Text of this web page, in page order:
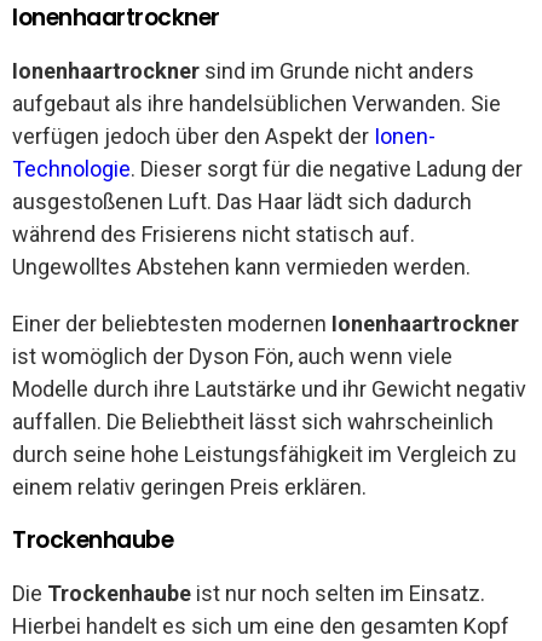
Ionenhaartrockner
Ionenhaartrockner sind im Grunde nicht anders
aufgebaut als ihre handelsüblichen Verwanden. Sie
verfügen jedoch über den Aspekt der Ionen-
Technologie. Dieser sorgt für die negative Ladung der
ausgestoßenen Luft. Das Haar lädt sich dadurch
während des Frisierens nicht statisch auf.
Ungewolltes Abstehen kann vermieden werden.
Einer der beliebtesten modernen Ionenhaartrockner
ist womöglich der Dyson Fön, auch wenn viele
Modelle durch ihre Lautstärke und ihr Gewicht negativ
auffallen. Die Beliebtheit lässt sich wahrscheinlich
durch seine hohe Leistungsfähigkeit im Vergleich zu
einem relativ geringen Preis erklären.
Trockenhaube
Die Trockenhaube ist nur noch selten im Einsatz.
Hierbei handelt es sich um eine den gesamten Kopf